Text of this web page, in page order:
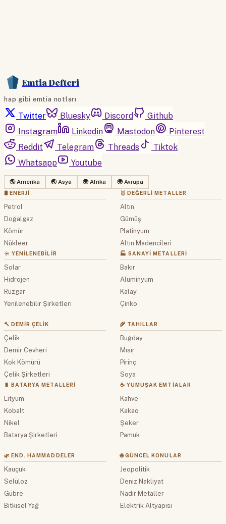
Emtia Defteri
hap gibi emtia notları
Twitter Bluesky Discord
Github
Instagram
Linkedin Mastodon
Pinterest
Reddit
Telegram Threads
Tiktok
Whatsapp
Youtube
🌎 Amerika 🌏 Asya 🌍 Afrika 🌍 Avrupa
🛢 ENERJI
Petrol
Doğalgaz
Kömür
Nükleer
☀️ YENILENEBILIR
Solar
Hidrojen
Rüzgar
Yenilenebilir Şirketleri
🥇 DEĞERLI METALLER
Altın
Gümüş
Platinyum
Altın Madencileri
🏭 SANAYI METALLERI
Bakır
Alüminyum
Kalay
Çinko
🔨 DEMIR ÇELIK
Çelik
Demir Cevheri
Kok Kömürü
Çelik Şirketleri
🔋 BATARYA METALLERI
Lityum
Kobalt
Nikel
Batarya Şirketleri
🌾 TAHILLAR
Buğday
Mısır
Pirinç
Soya
☕ YUMUŞAK EMTIALAR
Kahve
Kakao
Şeker
Pamuk
🌿 END. HAMMADDELER
Kauçuk
Selüloz
Gübre
Bitkisel Yağ
🌐 GÜNCEL KONULAR
Jeopolitik
Deniz Nakliyat
Nadir Metaller
Elektrik Altyapısı